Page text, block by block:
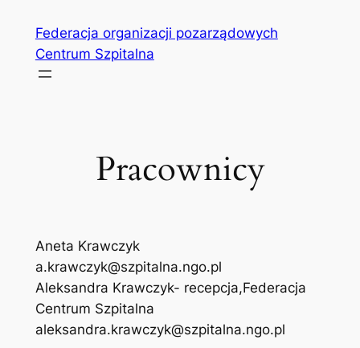
treści
Federacja organizacji pozarządowych
Centrum Szpitalna
Pracownicy
Aneta Krawczyk
a.krawczyk@szpitalna.ngo.pl
Aleksandra Krawczyk- recepcja,Federacja
Centrum Szpitalna
aleksandra.krawczyk@szpitalna.ngo.pl